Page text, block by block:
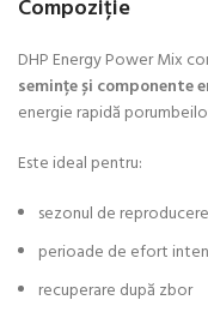
Compoziție
DHP Energy Power Mix
semințe și componente
energie rapidă
Este ideal pentru:
sezonul de reproducere
perioade de efort
recuperare după zbor